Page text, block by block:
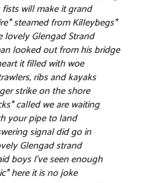
will make it grand
steamed from Killeybegs*
lovely Glengad Strand
looked out from his bridge
it filled with woe
ribs and kayaks
strike on the shore
called we are waiting
your pipe to land
signal did go in
Glengad strand
boys I’ve seen enough
here it is no joke